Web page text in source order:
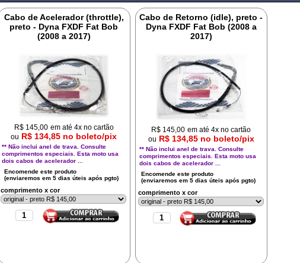
Cabo de Acelerador (throttle),
preto - Dyna FXDF Fat Bob
(2008 a 2017)
R$ 145,00 em até 4x no cartão
ou R$ 134,85 no boleto/pix
** Não inclui anel de trava. Consulte
comprimentos especiais. Esta moto usa
dois cabos de acelerador ...
comprimento x cor
Cabo de Retorno (idle), preto -
Dyna FXDF Fat Bob (2008 a
2017)
R$ 145,00 em até 4x no cartão
ou R$ 134,85 no boleto/pix
** Não inclui anel de trava. Consulte
comprimentos especiais. Esta moto usa
dois cabos de acelerador ...
comprimento x cor